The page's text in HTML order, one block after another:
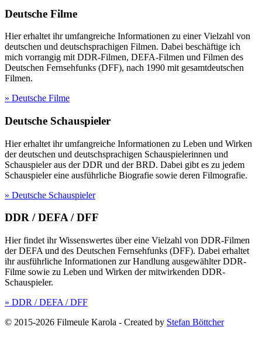
Deutsche Filme
Hier erhaltet ihr umfangreiche Informationen zu einer Vielzahl von
deutschen und deutschsprachigen Filmen. Dabei beschäftige ich
mich vorrangig mit DDR-Filmen, DEFA-Filmen und Filmen des
Deutschen Fernsehfunks (DFF), nach 1990 mit gesamtdeutschen
Filmen.
» Deutsche Filme
Deutsche Schauspieler
Hier erhaltet ihr umfangreiche Informationen zu Leben und Wirken
der deutschen und deutschsprachigen Schauspielerinnen und
Schauspieler aus der DDR und der BRD. Dabei gibt es zu jedem
Schauspieler eine ausführliche Biografie sowie deren Filmografie.
» Deutsche Schauspieler
DDR / DEFA / DFF
Hier findet ihr Wissenswertes über eine Vielzahl von DDR-Filmen
der DEFA und des Deutschen Fernsehfunks (DFF). Dabei erhaltet
ihr ausführliche Informationen zur Handlung ausgewählter DDR-
Filme sowie zu Leben und Wirken der mitwirkenden DDR-
Schauspieler.
» DDR / DEFA / DFF
© 2015-2026 Filmeule Karola - Created by Stefan Böttcher